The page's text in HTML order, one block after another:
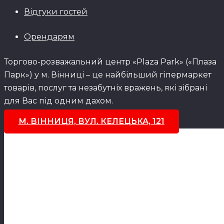
Відгуки гостей
Орендарям
Торгово-розважальний центр «Plaza Park» («Плаза
Парк») у м. Вінниці – це найбільший гіпермаркет
товарів, послуг та незабутніх вражень, які зібрані
для Вас під одним дахом.
М. ВІННИЦЯ, ВУЛ. КЕЛЕЦЬКА, 121